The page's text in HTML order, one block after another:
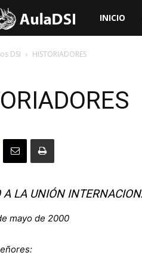
Aula
Doctrina
la
INICIO
DSI HISTORIADORES
A LA UNIÓN
mayo de 2000